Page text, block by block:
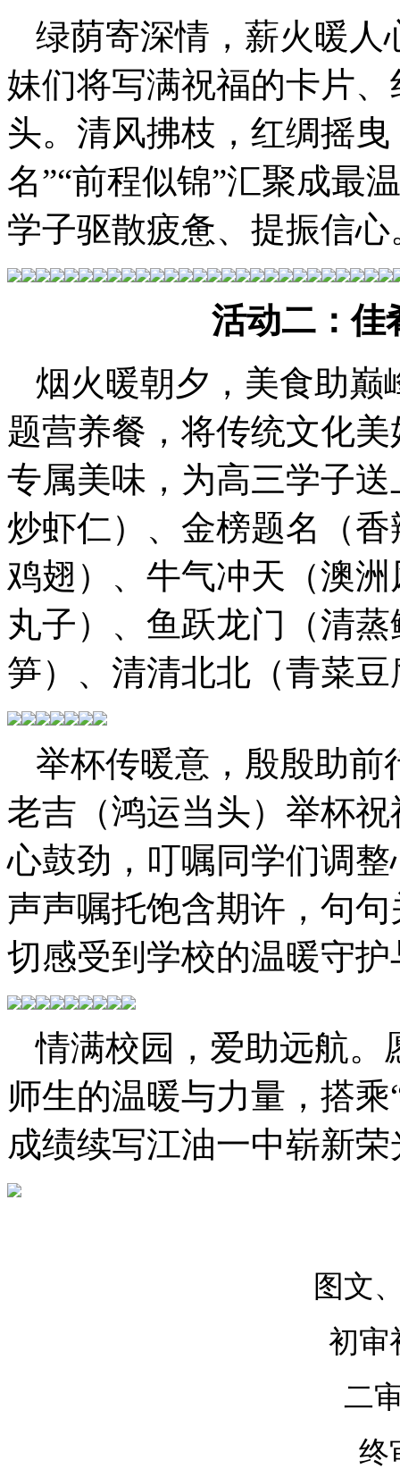
绿荫寄深情，薪火暖人
妹们将写满祝福的卡片
头。清风拂枝，红绸摇
名”“前程似锦”汇聚成最
学子驱散疲惫、提振信心
活动二：佳
烟火暖朝夕，美食助巅
题营养餐，将传统文化
专属美味，为高三学子送
炒虾仁）、金榜题名（
鸡翅）、牛气冲天（澳
丸子）、鱼跃龙门（清
笋）、清清北北（青菜
举杯传暖意，殷殷助前
老吉 （鸿运当头） 举杯祝
心鼓劲，叮嘱同学们调
声声嘱托饱含期许，句
切感受到学校的温暖守
情满校园，爱助远航。
师生的温暖与力量， 搭乘
成绩续写江油一中崭新荣
图文
初审
二
终